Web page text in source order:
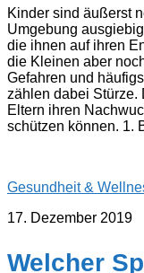
Kinder sind äußerst
Umgebung
die ihnen auf ihren
die Kleinen aber
Gefahren und
zählen dabei Stürze.
Eltern ihren
schützen können. 1.
Gesundheit &
17. Dezember 2019
Welcher